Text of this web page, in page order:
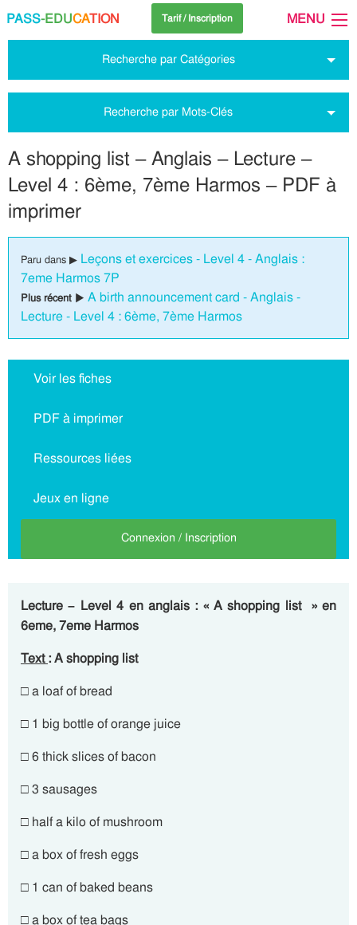
PASS-EDUCATION Tarif / Inscription MENU
Recherche par Catégories
Recherche par Mots-Clés
A shopping list – Anglais – Lecture –
Level 4 : 6ème, 7ème Harmos – PDF à
imprimer
Paru dans ▶ Leçons et exercices - Level 4 - Anglais :
7eme Harmos 7P
Plus récent ▶ A birth announcement card - Anglais -
Lecture - Level 4 : 6ème, 7ème Harmos
Voir les fiches
PDF à imprimer
Ressources liées
Jeux en ligne
Connexion / Inscription
Lecture – Level 4 en anglais : « A shopping list » en
6eme, 7eme Harmos
Text: A shopping list
□ a loaf of bread
□ 1 big bottle of orange juice
□ 6 thick slices of bacon
□ 3 sausages
□ half a kilo of mushroom
□ a box of fresh eggs
□ 1 can of baked beans
□ a box of tea bags